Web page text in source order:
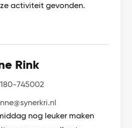
activiteit gevonden.
Rink
745002
nog leuker maken